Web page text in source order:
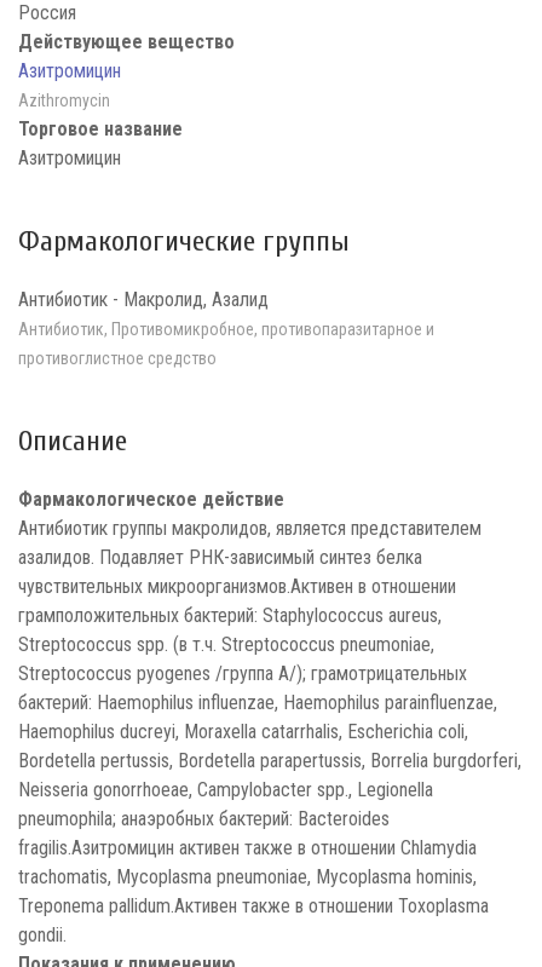
Россия
Действующее вещество
Азитромицин
Azithromycin
Торговое название
Азитромицин
Фармакологические группы
Антибиотик - Макролид, Азалид
Антибиотик, Противомикробное, противопаразитарное и
противоглистное средство
Описание
Фармакологическое действие
Антибиотик группы макролидов, является представителем
азалидов. Подавляет РНК-зависимый синтез белка
чувствительных микроорганизмов.Активен в отношении
грамположительных бактерий: Staphylococcus aureus,
Streptococcus spp. (в т.ч. Streptococcus pneumoniae,
Streptococcus pyogenes /группа A/); грамотрицательных
бактерий: Haemophilus influenzae, Haemophilus parainfluenzae,
Haemophilus ducreyi, Moraxella catarrhalis, Escherichia coli,
Bordetella pertussis, Bordetella parapertussis, Borrelia burgdorferi,
Neisseria gonorrhoeae, Campylobacter spp., Legionella
pneumophila; анаэробных бактерий: Bacteroides
fragilis.Азитромицин активен также в отношении Chlamydia
trachomatis, Mycoplasma pneumoniae, Mycoplasma hominis,
Treponema pallidum.Активен также в отношении Toxoplasma
gondii.